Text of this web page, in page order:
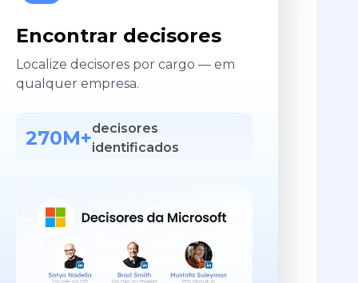
Encontrar decisores
Localize decisores por cargo — em
qualquer empresa.
270M+decisores
identificados